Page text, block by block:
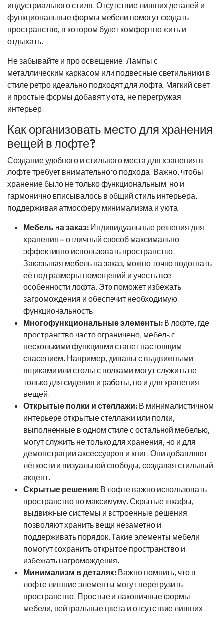
индустриального стиля. Отсутствие лишних деталей и
функциональные формы мебели помогут создать
пространство, в котором будет комфортно жить и
отдыхать.
Не забывайте и про освещение. Лампы с
металлическим каркасом или подвесные светильники в
стиле ретро идеально подходят для лофта. Мягкий свет
и простые формы добавят уюта, не перегружая
интерьер.
Как организовать место для хранения
вещей в лофте?
Создание удобного и стильного места для хранения в
лофте требует внимательного подхода. Важно, чтобы
хранение было не только функциональным, но и
гармонично вписывалось в общий стиль интерьера,
поддерживая атмосферу минимализма и уюта.
Мебель на заказ: Индивидуальные решения для
хранения – отличный способ максимально
эффективно использовать пространство.
Заказывая мебель на заказ, можно точно подогнать
её под размеры помещений и учесть все
особенности лофта. Это поможет избежать
загромождения и обеспечит необходимую
функциональность.
Многофункциональные элементы: В лофте, где
пространство часто ограничено, мебель с
несколькими функциями станет настоящим
спасением. Например, диваны с выдвижными
ящиками или столы с полками могут служить не
только для сидения и работы, но и для хранения
вещей.
Открытые полки и стеллажи: В минималистичном
интерьере открытые стеллажи или полки,
выполненные в одном стиле с остальной мебелью,
могут служить не только для хранения, но и для
демонстрации аксессуаров и книг. Они добавляют
лёгкости и визуальной свободы, создавая стильный
акцент.
Скрытые решения: В лофте важно использовать
пространство по максимуму. Скрытые шкафы,
выдвижные системы и встроенные решения
позволяют хранить вещи незаметно и
поддерживать порядок. Такие элементы мебели
помогут сохранить открытое пространство и
избежать нагромождения.
Минимализм в деталях: Важно помнить, что в
лофте лишние элементы могут перегрузить
пространство. Простые и лаконичные формы
мебели, нейтральные цвета и отсутствие лишних